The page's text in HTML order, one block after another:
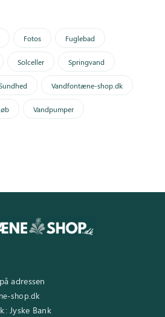
Fotos Fuglebad
Solceller Springvand
Vandfontæne-shop.dk
Vandpumper
adressen
shop.dk
Jyske Bank